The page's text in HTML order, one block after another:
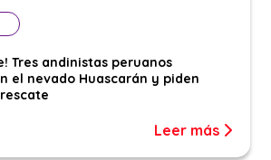
Tres andinistas peruanos
el nevado Huascarán y piden
Leer más